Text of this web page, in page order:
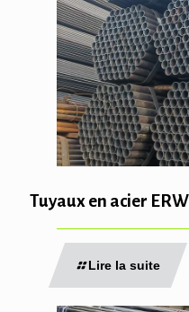
Tuyaux en acier
Lire la suite